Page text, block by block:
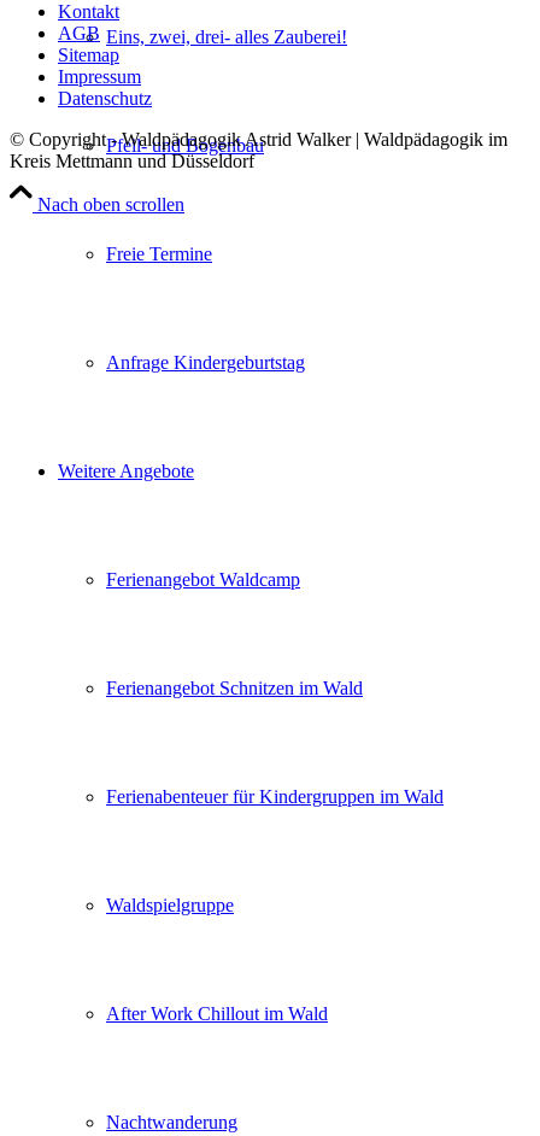
Eins, zwei, drei- alles Zauberei!
Pfeil- und Bogenbau
Freie Termine
Anfrage Kindergeburtstag
Weitere Angebote
Ferienangebot Waldcamp
Ferienangebot Schnitzen im Wald
Ferienabenteuer für Kindergruppen im Wald
Waldspielgruppe
After Work Chillout im Wald
Nachtwanderung
Kontakt
AGB
Sitemap
Impressum
Datenschutz
© Copyright - Waldpädagogik Astrid Walker | Waldpädagogik im
Kreis Mettmann und Düsseldorf
Nach oben scrollen